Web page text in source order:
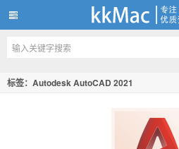
kkMac
标签：Autodesk AutoCAD 2021